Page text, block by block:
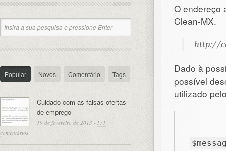
O endereço
Clean-MX.
http://
Dado à
possível
utilizado
Popular Novos Comentário Tags
Cuidado com as falsas ofertas
de emprego
19 de fevereiro de 2013 · 171
comentários